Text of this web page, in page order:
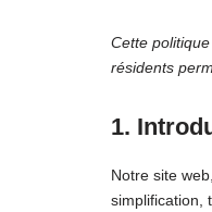
Cette
résidents
1.
Notre site web,
simplification,